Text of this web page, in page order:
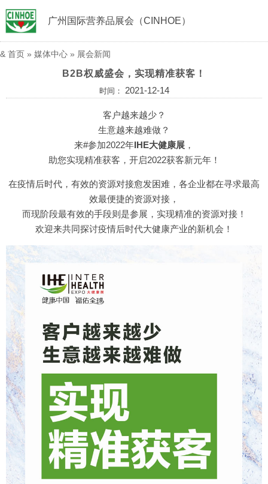
广州国际营养品展会（CINHOE）
& 首页 » 媒体中心 » 展会新闻
B2B权威盛会，实现精准获客！
时间： 2021-12-14
客户越来越少？
生意越来越难做？
来#参加2022年IHE大健康展 ，
助您实现精准获客，开启2022获客新元年！
在疫情后时代，有效的资源对接愈发困难，各企业都在寻求最高
效最便捷的资源对接，
而现阶段最有效的手段则是参展，实现精准的资源对接！
欢迎来共同探讨疫情后时代大健康产业的新机会！